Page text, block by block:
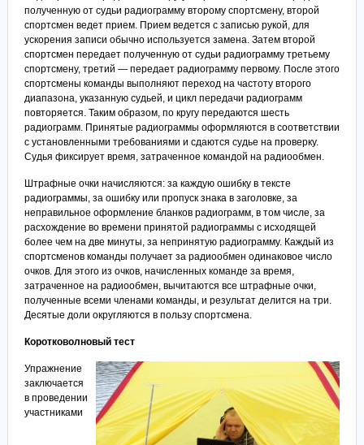
полученную от судьи радиограмму второму спортсмену, второй
спортсмен ведет прием. Прием ведется с записью рукой, для
ускорения записи обычно используется замена. Затем второй
спортсмен передает полученную от судьи радиограмму третьему
спортсмену, третий — передает радиограмму первому. После этого
спортсмены команды выполняют переход на частоту второго
диапазона, указанную судьей, и цикл передачи радиограмм
повторяется. Таким образом, по кругу передаются шесть
радиограмм. Принятые радиограммы оформляются в соответствии
с установленными требованиями и сдаются судье на проверку.
Судья фиксирует время, затраченное командой на радиообмен.
Штрафные очки начисляются: за каждую ошибку в тексте
радиограммы, за ошибку или пропуск знака в заголовке, за
неправильное оформление бланков радиограмм, в том числе, за
расхождение во времени принятой радиограммы с исходящей
более чем на две минуты, за непринятую радиограмму. Каждый из
спортсменов команды получает за радиообмен одинаковое число
очков. Для этого из очков, начисленных команде за время,
затраченное на радиообмен, вычитаются все штрафные очки,
полученные всеми членами команды, и результат делится на три.
Десятые доли округляются в пользу спортсмена.
Коротковолновый тест
Упражнение
заключается
в проведении
участниками